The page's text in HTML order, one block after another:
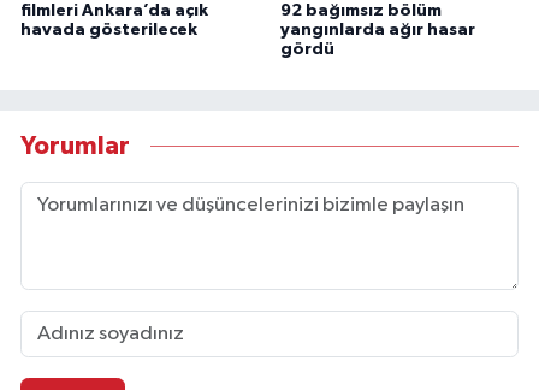
filmleri Ankara’da açık
havada gösterilecek
92 bağımsız bölüm
yangınlarda ağır hasar
gördü
Yorumlar